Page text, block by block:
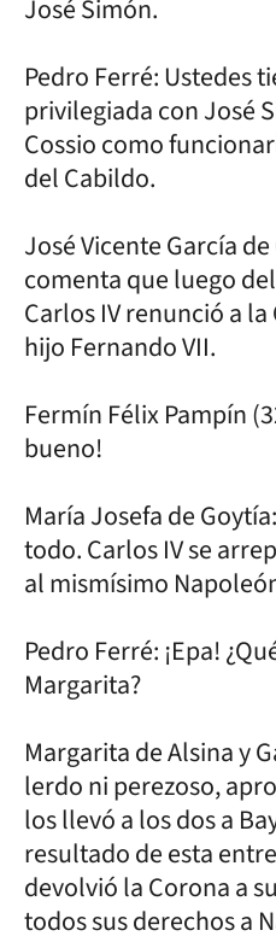
José Simón.
Pedro Ferré: Ustedes
privilegiada con José
Cossio como
del Cabildo.
José Vicente García
comenta que luego
Carlos IV renunció a
hijo Fernando VII.
Fermín Félix Pampín
bueno!
María Josefa de
todo. Carlos IV se
al mismísimo
Pedro Ferré: ¡Epa!
Margarita?
Margarita de Alsina y
lerdo ni perezoso,
los llevó a los dos a
resultado de esta
devolvió la Corona a
todos sus derechos a